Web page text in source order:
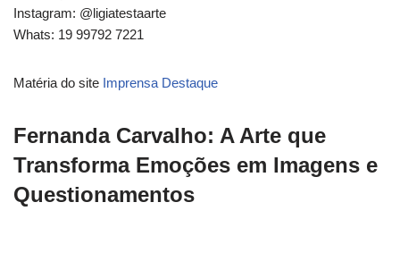
Instagram: @ligiatestaarte
Whats: 19 99792 7221
Matéria do site Imprensa Destaque
Fernanda Carvalho: A Arte que
Transforma Emoções em Imagens e
Questionamentos